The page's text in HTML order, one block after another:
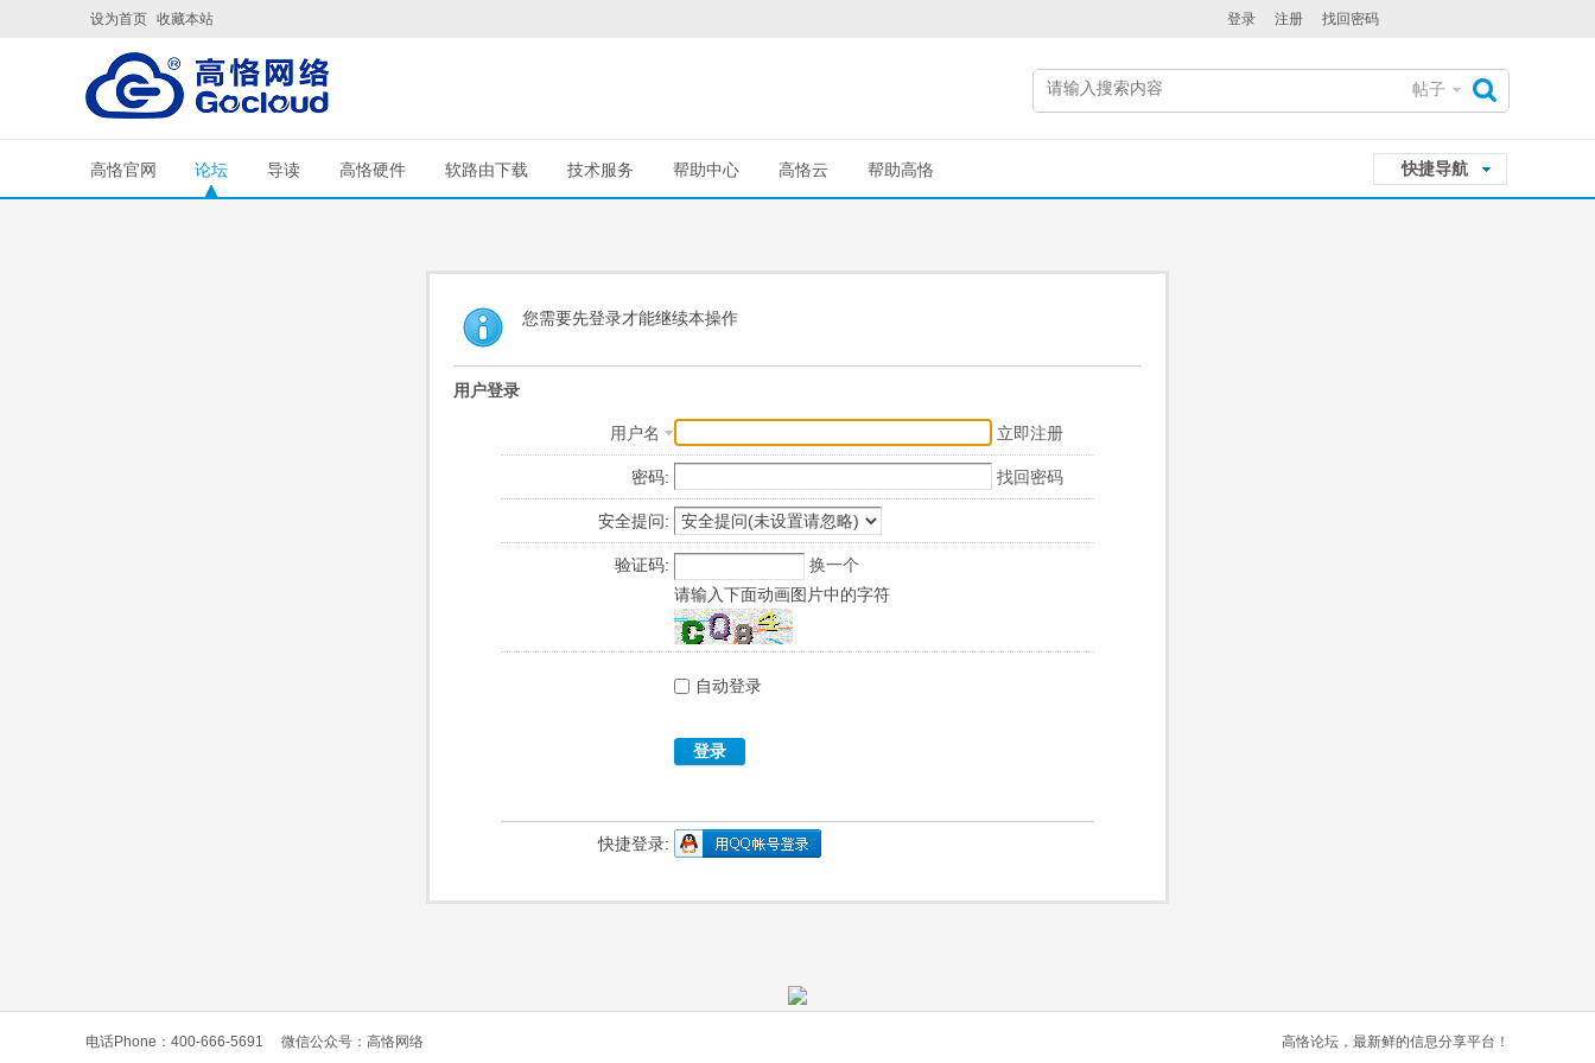
设为首页 收藏本站 登录 注册 找回密码
帖子
快捷导航
高恪官网 论坛 导读 高恪硬件 软路由下载 技术服务 帮助中心 高恪云 帮助高恪
您需要先登录才能继续本操作
用户登录
用户名 立即注册
密码: 找回密码
安全提问:
验证码:
换一个
请输入下面动画图片中的字符
自动登录
登录
快捷登录:
电话Phone：400-666-5691 微信公众号：高恪网络 高恪论坛，最新鲜的信息分享平台！